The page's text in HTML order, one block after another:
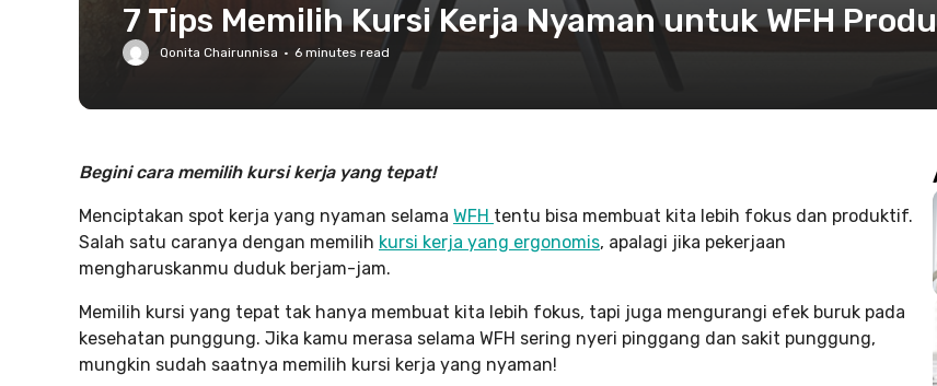
7 Tips Memilih Kursi Kerja Nyaman untuk WFH
Qonita Chairunnisa · 6 minutes read
Begini cara memilih kursi kerja yang tepat!
Menciptakan spot kerja yang nyaman selama WFH tentu bisa membuat kita lebih fokus dan produktif.
Salah satu caranya dengan memilih kursi kerja yang ergonomis, apalagi jika pekerjaan
mengharuskanmu duduk berjam-jam.
Memilih kursi yang tepat tak hanya membuat kita lebih fokus, tapi juga mengurangi efek buruk pada
kesehatan punggung. Jika kamu merasa selama WFH sering nyeri pinggang dan sakit punggung,
mungkin sudah saatnya memilih kursi kerja yang nyaman!